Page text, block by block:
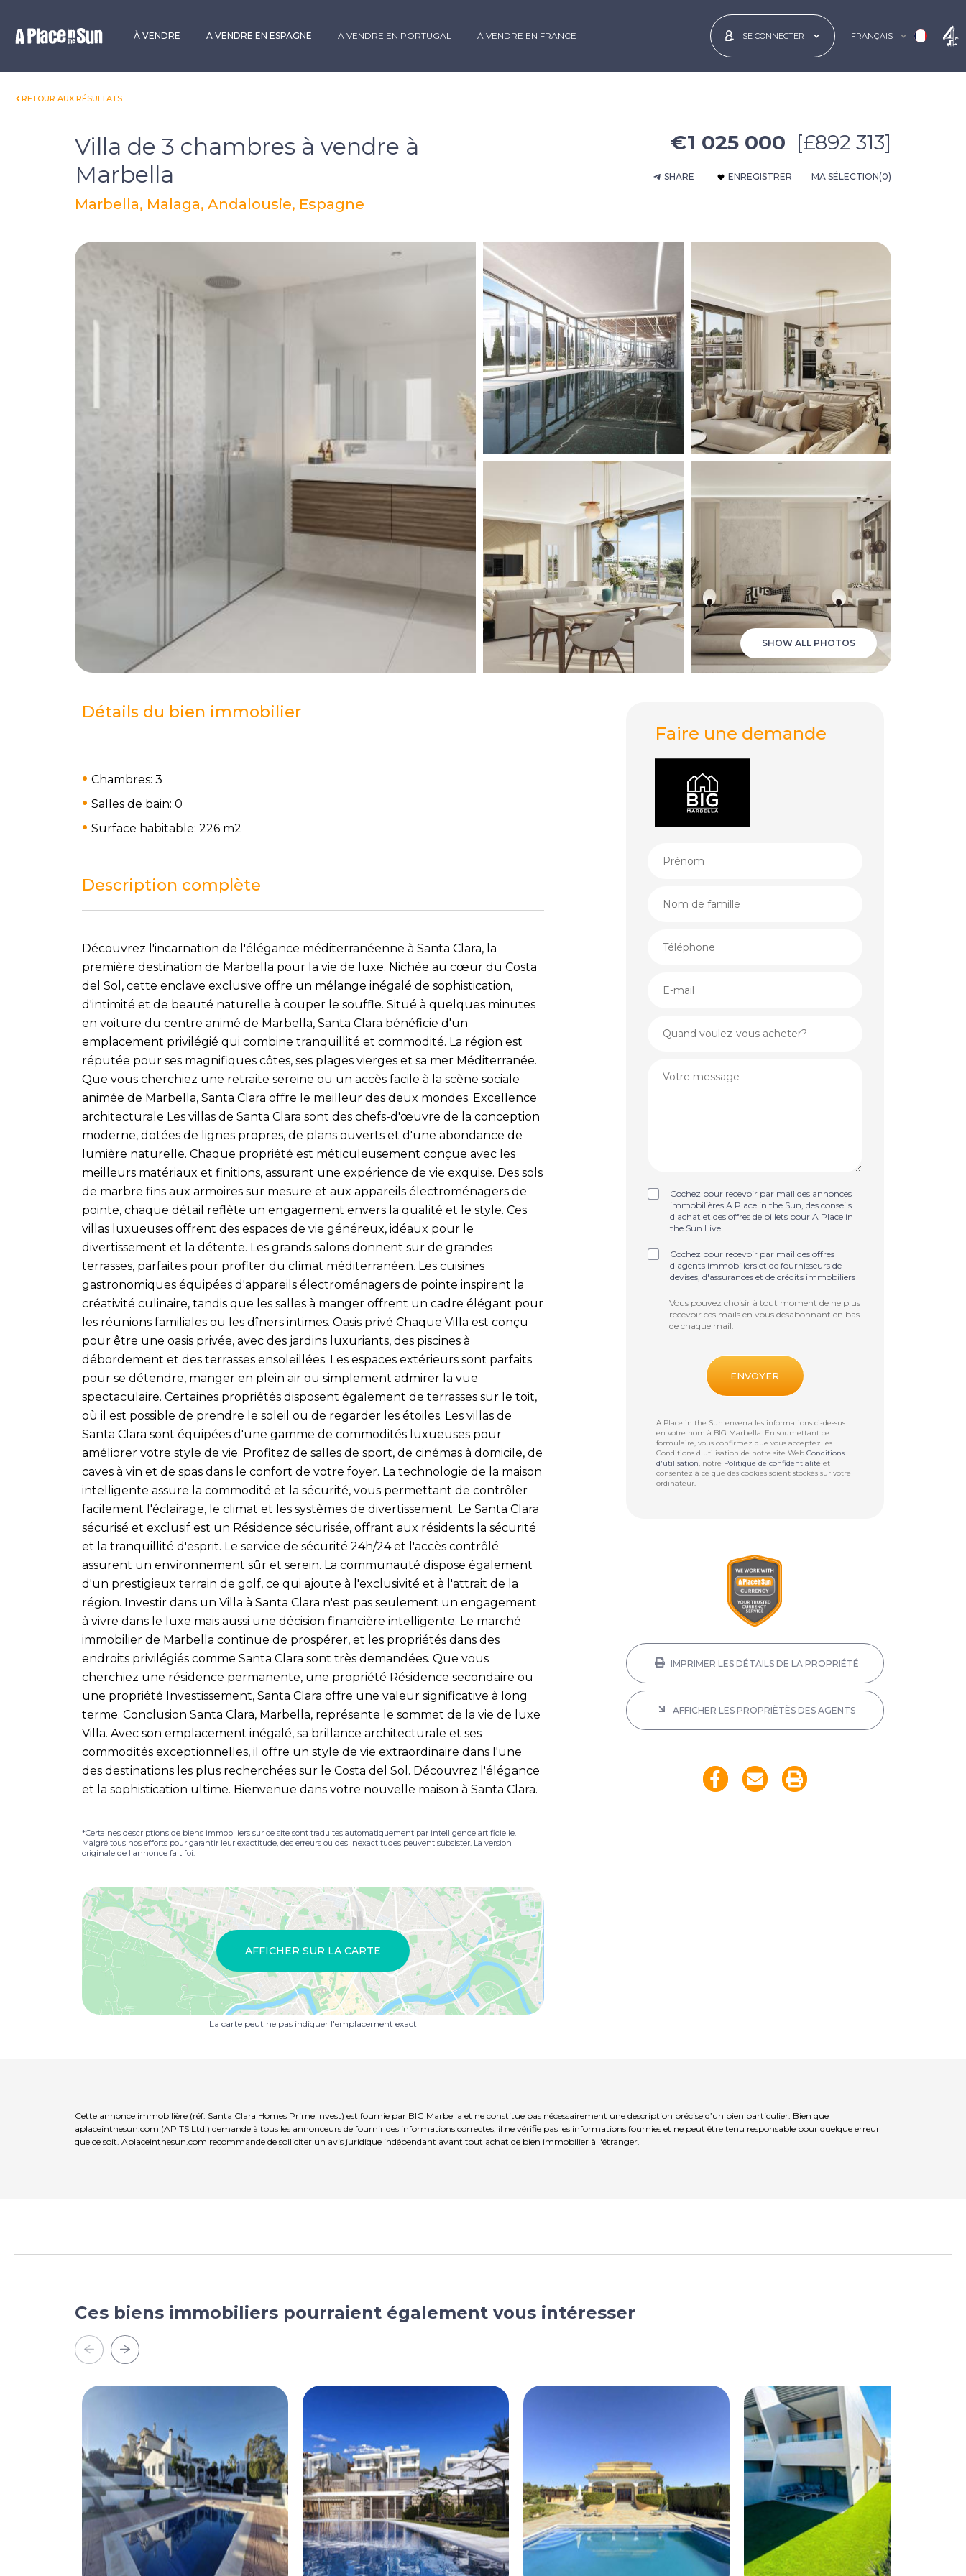
À VENDRE A VENDRE EN ESPAGNE À VENDRE EN PORTUGAL À VENDRE EN FRANCE SE CONNECTER FRANÇAIS
RETOUR AUX RÉSULTATS
Villa de 3 chambres à vendre à
Marbella
Marbella, Malaga, Andalousie, Espagne
€1 025 000 [£892 313]
SHARE ENREGISTRER MA SÉLECTION(0)
SHOW ALL PHOTOS
Détails du bien immobilier
Chambres: 3
Salles de bain: 0
Surface habitable: 226 m2
Description complète
Découvrez l'incarnation de l'élégance méditerranéenne à Santa Clara, la
première destination de Marbella pour la vie de luxe. Nichée au cœur du Costa
del Sol, cette enclave exclusive offre un mélange inégalé de sophistication,
d'intimité et de beauté naturelle à couper le souffle. Situé à quelques minutes
en voiture du centre animé de Marbella, Santa Clara bénéficie d'un
emplacement privilégié qui combine tranquillité et commodité. La région est
réputée pour ses magnifiques côtes, ses plages vierges et sa mer Méditerranée.
Que vous cherchiez une retraite sereine ou un accès facile à la scène sociale
animée de Marbella, Santa Clara offre le meilleur des deux mondes. Excellence
architecturale Les villas de Santa Clara sont des chefs-d'œuvre de la conception
moderne, dotées de lignes propres, de plans ouverts et d'une abondance de
lumière naturelle. Chaque propriété est méticuleusement conçue avec les
meilleurs matériaux et finitions, assurant une expérience de vie exquise. Des sols
de marbre fins aux armoires sur mesure et aux appareils électroménagers de
pointe, chaque détail reflète un engagement envers la qualité et le style. Ces
villas luxueuses offrent des espaces de vie généreux, idéaux pour le
divertissement et la détente. Les grands salons donnent sur de grandes
terrasses, parfaites pour profiter du climat méditerranéen. Les cuisines
gastronomiques équipées d'appareils électroménagers de pointe inspirent la
créativité culinaire, tandis que les salles à manger offrent un cadre élégant pour
les réunions familiales ou les dîners intimes. Oasis privé Chaque Villa est conçu
pour être une oasis privée, avec des jardins luxuriants, des piscines à
débordement et des terrasses ensoleillées. Les espaces extérieurs sont parfaits
pour se détendre, manger en plein air ou simplement admirer la vue
spectaculaire. Certaines propriétés disposent également de terrasses sur le toit,
où il est possible de prendre le soleil ou de regarder les étoiles. Les villas de
Santa Clara sont équipées d'une gamme de commodités luxueuses pour
améliorer votre style de vie. Profitez de salles de sport, de cinémas à domicile, de
caves à vin et de spas dans le confort de votre foyer. La technologie de la maison
intelligente assure la commodité et la sécurité, vous permettant de contrôler
facilement l'éclairage, le climat et les systèmes de divertissement. Le Santa Clara
sécurisé et exclusif est un Résidence sécurisée, offrant aux résidents la sécurité
et la tranquillité d'esprit. Le service de sécurité 24h/24 et l'accès contrôlé
assurent un environnement sûr et serein. La communauté dispose également
d'un prestigieux terrain de golf, ce qui ajoute à l'exclusivité et à l'attrait de la
région. Investir dans un Villa à Santa Clara n'est pas seulement un engagement
à vivre dans le luxe mais aussi une décision financière intelligente. Le marché
immobilier de Marbella continue de prospérer, et les propriétés dans des
endroits privilégiés comme Santa Clara sont très demandées. Que vous
cherchiez une résidence permanente, une propriété Résidence secondaire ou
une propriété Investissement, Santa Clara offre une valeur significative à long
terme. Conclusion Santa Clara, Marbella, représente le sommet de la vie de luxe
Villa. Avec son emplacement inégalé, sa brillance architecturale et ses
commodités exceptionnelles, il offre un style de vie extraordinaire dans l'une
des destinations les plus recherchées sur le Costa del Sol. Découvrez l'élégance
et la sophistication ultime. Bienvenue dans votre nouvelle maison à Santa Clara.
*Certaines descriptions de biens immobiliers sur ce site sont traduites automatiquement par intelligence artificielle.
Malgré tous nos efforts pour garantir leur exactitude, des erreurs ou des inexactitudes peuvent subsister. La version
originale de l'annonce fait foi.
AFFICHER SUR LA CARTE
La carte peut ne pas indiquer l'emplacement exact
Faire une demande
Cochez pour recevoir par mail des annonces
immobilières A Place in the Sun, des conseils
d'achat et des offres de billets pour A Place in
the Sun Live
Cochez pour recevoir par mail des offres
d'agents immobiliers et de fournisseurs de
devises, d'assurances et de crédits immobiliers
Vous pouvez choisir à tout moment de ne plus
recevoir ces mails en vous désabonnant en bas
de chaque mail.
A Place in the Sun enverra les informations ci-dessus
en votre nom à BIG Marbella. En soumettant ce
formulaire, vous confirmez que vous acceptez les
Conditions d'utilisation de notre site WebConditions
d'utilisation, notre Politique de confidentialité et
consentez à ce que des cookies soient stockés sur votre
ordinateur.
IMPRIMER LES DÉTAILS DE LA PROPRIÉTÉ
AFFICHER LES PROPRIÈTÈS DES AGENTS
Cette annonce immobilière (réf: Santa Clara Homes Prime Invest) est fournie par BIG Marbella et ne constitue pas nécessairement une description précise d’un bien particulier. Bien que
aplaceinthesun.com (APITS Ltd.) demande à tous les annonceurs de fournir des informations correctes, il ne vérifie pas les informations fournies et ne peut être tenu responsable pour quelque erreur
que ce soit. Aplaceinthesun.com recommande de solliciter un avis juridique indépendant avant tout achat de bien immobilier à l'étranger.
Ces biens immobiliers pourraient également vous intéresser